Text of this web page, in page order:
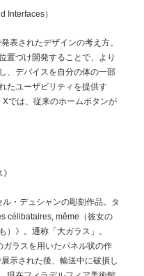
Interfaces）
表されたデザインの考え方。
置づけ開発することで、より
、デバイスを自分の体の一部
たユーザビリティを提供す
では、従来のホームボタンが
・デュシャンの彫刻作品。タ
célibataires, même（彼女の
）》。通称「大ガラス」。
ラスを用いたパネル状の作
示された後、輸送中に破損し